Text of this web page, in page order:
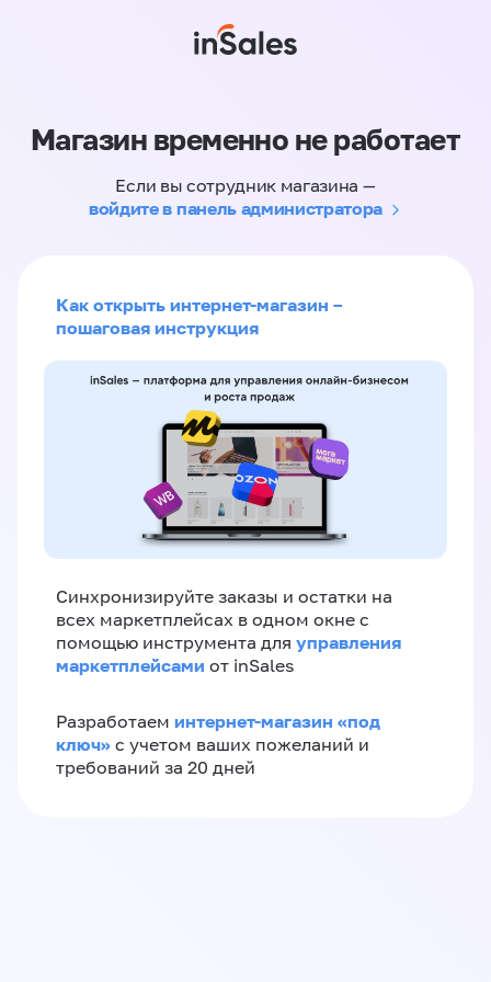
Магазин временно не работает
Если вы сотрудник магазина —
войдите в панель администратора
Как открыть интернет-магазин –
пошаговая инструкция
Синхронизируйте заказы и остатки на
всех маркетплейсах в одном окне с
помощью инструмента для управления
маркетплейсами от inSales
Разработаем интернет-магазин «‎под
ключ»‎ с учетом ваших пожеланий и
требований за 20 дней